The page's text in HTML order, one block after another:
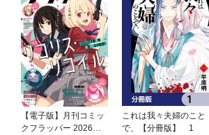
【電子版】月刊コミッ
クフラッパー 2026年9
これは我々夫婦のこと
で、【分冊版】 1